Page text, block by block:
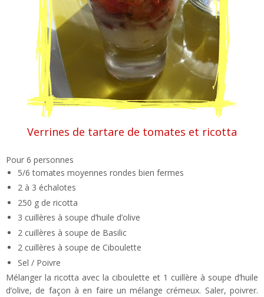
Verrines de tartare de tomates et ricotta
Pour 6 personnes
5/6 tomates moyennes rondes bien fermes
2 à 3 échalotes
250 g de ricotta
3 cuillères à soupe d’huile d’olive
2 cuillères à soupe de Basilic
2 cuillères à soupe de Ciboulette
Sel / Poivre
Mélanger la ricotta avec la ciboulette et 1 cuillère à soupe d’huile
d’olive, de façon à en faire un mélange crémeux. Saler, poivrer.